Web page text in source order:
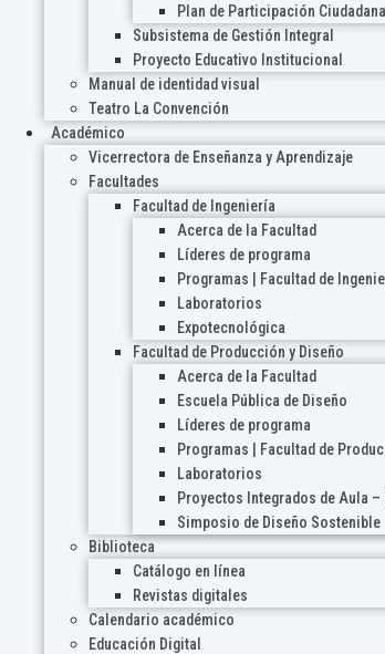
Plan de Participación Ciudadana
Subsistema de Gestión Integral
Proyecto Educativo Institucional
Manual de identidad visual
Teatro La Convención
Académico
Vicerrectora de Enseñanza y Aprendizaje
Facultades
Facultad de Ingeniería
Acerca de la Facultad
Líderes de programa
Programas | Facultad de
Laboratorios
Expotecnológica
Facultad de Producción y Diseño
Acerca de la Facultad
Escuela Pública de Diseño
Líderes de programa
Programas | Facultad de
Laboratorios
Proyectos Integrados de Aula –
Simposio de Diseño Sostenible
Biblioteca
Catálogo en línea
Revistas digitales
Calendario académico
Educación Digital